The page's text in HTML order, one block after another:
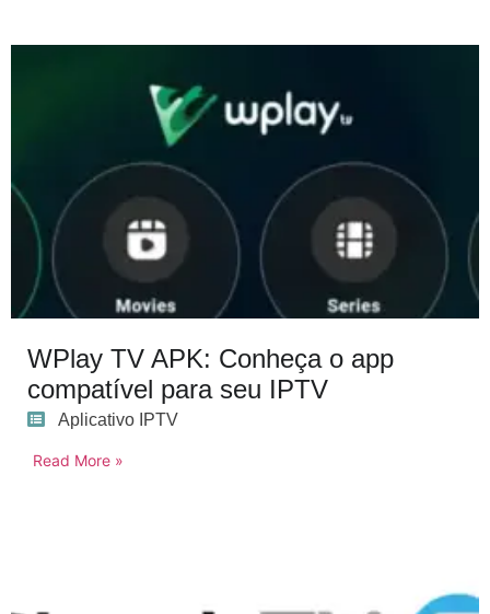
WPlay TV APK: Conheça o app
compatível para seu IPTV
Aplicativo IPTV
Read More »